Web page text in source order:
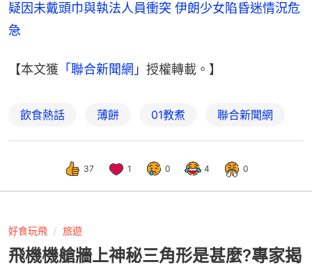
疑因未戴頭巾與執法人員衝突 伊朗少女陷昏迷情況危
急
【本文獲 「聯合新聞網」 授權轉載。】
飲食熱話 薄餅 01教煮 聯合新聞網
37 1 0 4 0
好食玩飛 旅遊
飛機機艙牆上神秘三角形是甚麼?專家揭